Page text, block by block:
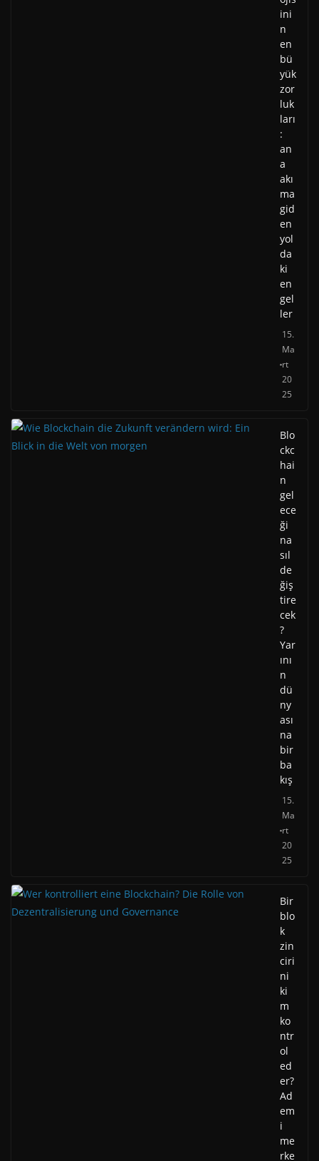
ini
n
en
bü
yük
zor
luk
ları
:
an
a
akı
ma
gid
en
yol
da
ki
en
gel
ler
15.
Ma
rt
20
25
Blo
ckc
hai
n
gel
ece
ği
na
sıl
de
ğiş
tire
cek
?
Yar
ını
n
dü
ny
ası
na
bir
ba
kış
15.
Ma
rt
20
25
Bir
blo
k
zin
ciri
ni
ki
m
ko
ntr
ol
ed
er?
Ad
em
i
me
rke